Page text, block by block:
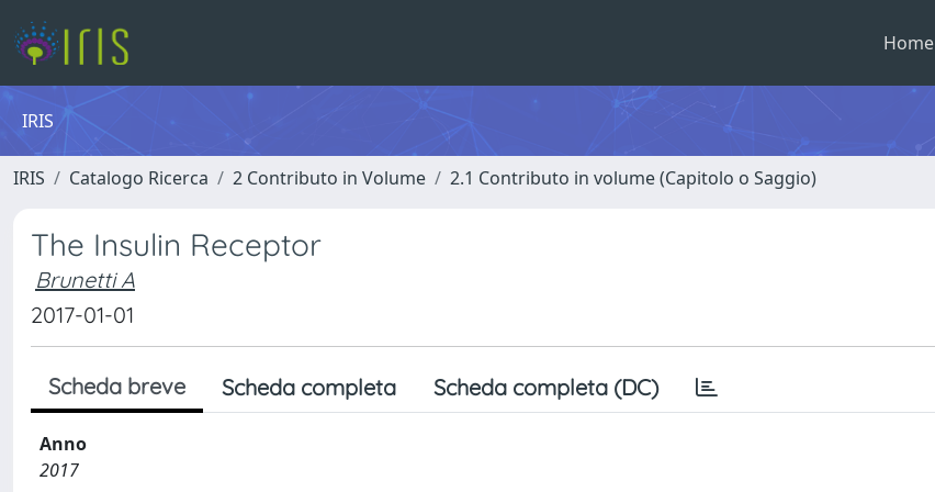
Home
IRIS
IRIS Catalogo Ricerca 2 Contributo in Volume 2.1 Contributo in volume (Capitolo o Saggio)
The Insulin Receptor
Brunetti A
2017-01-01
Scheda breve Scheda completa Scheda completa (DC)
Anno
2017